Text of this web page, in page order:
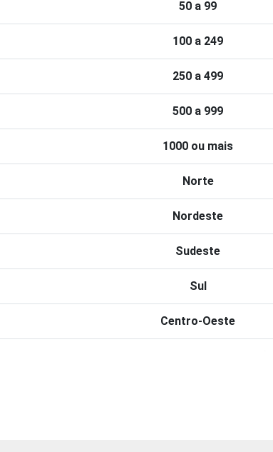
50 a 99
100 a 249
250 a 499
500 a 999
1000 ou mais
Norte
Nordeste
Sudeste
Sul
Centro-Oeste